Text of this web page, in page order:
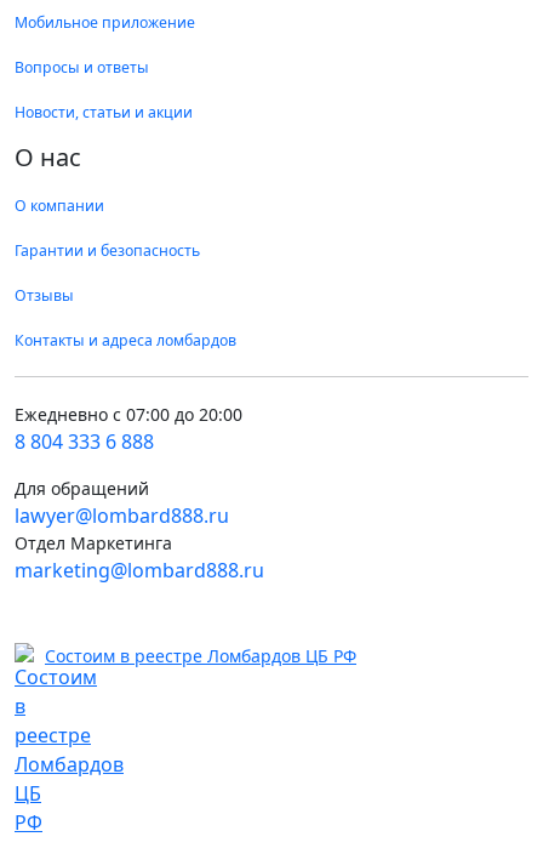
Мобильное приложение
Вопросы и ответы
Новости, статьи и акции
О нас
О компании
Гарантии и безопасность
Отзывы
Контакты и адреса ломбардов
Ежедневно с 07:00 до 20:00
8 804 333 6 888
Для обращений
lawyer@lombard888.ru
Отдел Маркетинга
marketing@lombard888.ru
Состоим в реестре Ломбардов ЦБ РФ